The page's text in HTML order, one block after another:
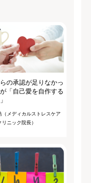
の承認が足りなかっ
「自己愛を自作する
（メディカルストレスケア
リニック院長）